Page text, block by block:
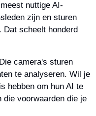
nuttige AI-
zijn en sturen
Dat scheelt honderd
camera's sturen
te analyseren. Wil je
hebben om hun AI te
die voorwaarden die je